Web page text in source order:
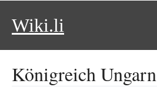
Wiki.li
Königreich Ungarn